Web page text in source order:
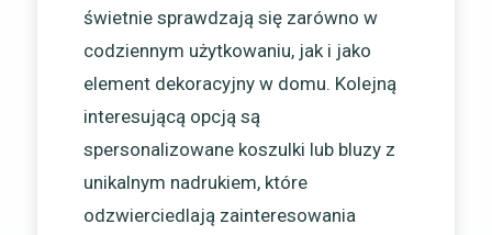
świetnie sprawdzają się zarówno w
codziennym użytkowaniu, jak i jako
element dekoracyjny w domu. Kolejną
interesującą opcją są
spersonalizowane koszulki lub bluzy z
unikalnym nadrukiem, które
odzwierciedlają zainteresowania